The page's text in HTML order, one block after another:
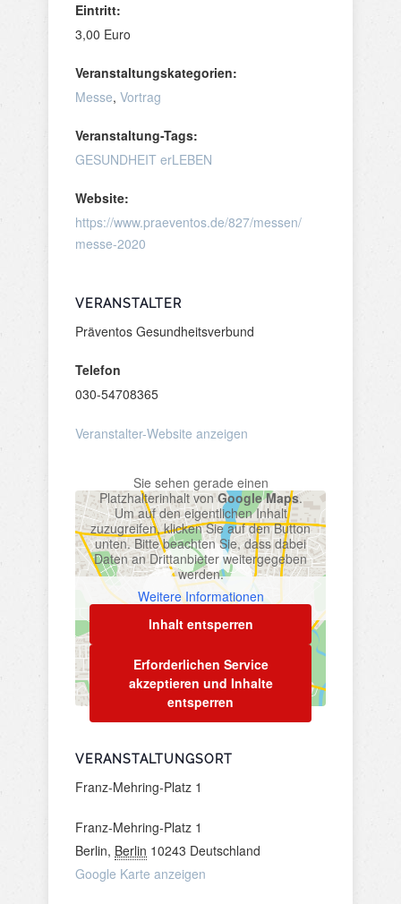
Eintritt:
3,00 Euro
Veranstaltungskategorien:
Messe, Vortrag
Veranstaltung-Tags:
GESUNDHEIT erLEBEN
Website:
https://www.praeventos.de/827/messen/
messe-2020
VERANSTALTER
Präventos Gesundheitsverbund
Telefon
030-54708365
Veranstalter-Website anzeigen
VERANSTALTUNGSORT
Franz-Mehring-Platz 1
Franz-Mehring-Platz 1
Berlin, Berlin 10243 Deutschland
Google Karte anzeigen
Sie sehen gerade einen
Platzhalterinhalt von Google Maps.
Um auf den eigentlichen Inhalt
zuzugreifen, klicken Sie auf den Button
unten. Bitte beachten Sie, dass dabei
Daten an Drittanbieter weitergegeben
werden.
Weitere Informationen
Inhalt entsperren
Erforderlichen Service
akzeptieren und Inhalte
entsperren